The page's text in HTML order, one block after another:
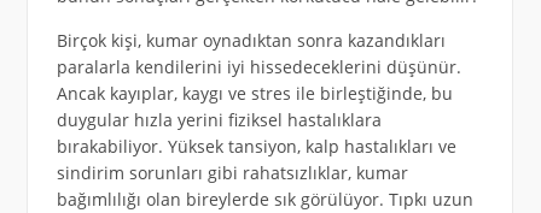
Birçok kişi, kumar oynadıktan sonra kazandıkları
paralarla kendilerini iyi hissedeceklerini düşünür.
Ancak kayıplar, kaygı ve stres ile birleştiğinde, bu
duygular hızla yerini fiziksel hastalıklara
bırakabiliyor. Yüksek tansiyon, kalp hastalıkları ve
sindirim sorunları gibi rahatsızlıklar, kumar
bağımlılığı olan bireylerde sık görülüyor. Tıpkı uzun